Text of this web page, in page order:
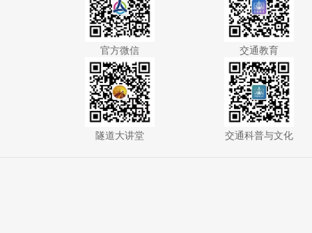
官方微信 交通教育
隧道大讲堂 交通科普与文化